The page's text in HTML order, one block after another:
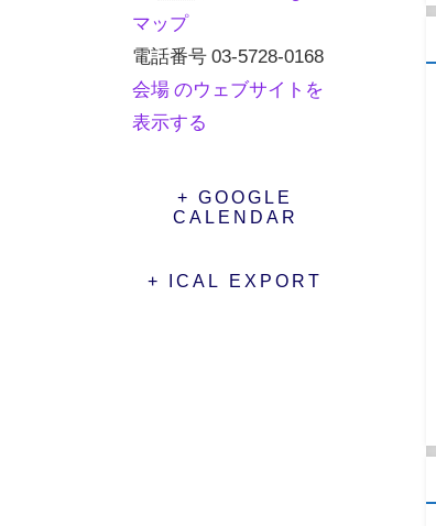
マップ
電話番号 03-5728-0168
会場 のウェブサイトを
表示する
+ GOOGLE
CALENDAR
+ ICAL EXPORT